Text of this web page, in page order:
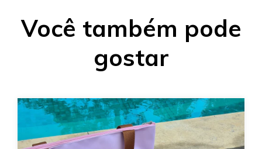
Você também pode
gostar